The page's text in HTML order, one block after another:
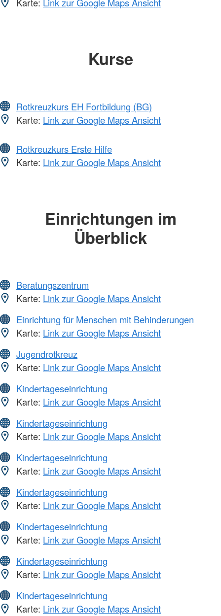
Karte: Link zur Google Maps Ansicht
Kurse
Rotkreuzkurs EH Fortbildung (BG)
Karte: Link zur Google Maps Ansicht
Rotkreuzkurs Erste Hilfe
Karte: Link zur Google Maps Ansicht
Einrichtungen im
Überblick
Beratungszentrum
Karte: Link zur Google Maps Ansicht
Einrichtung für Menschen mit Behinderungen
Karte: Link zur Google Maps Ansicht
Jugendrotkreuz
Karte: Link zur Google Maps Ansicht
Kindertageseinrichtung
Karte: Link zur Google Maps Ansicht
Kindertageseinrichtung
Karte: Link zur Google Maps Ansicht
Kindertageseinrichtung
Karte: Link zur Google Maps Ansicht
Kindertageseinrichtung
Karte: Link zur Google Maps Ansicht
Kindertageseinrichtung
Karte: Link zur Google Maps Ansicht
Kindertageseinrichtung
Karte: Link zur Google Maps Ansicht
Kindertageseinrichtung
Karte: Link zur Google Maps Ansicht